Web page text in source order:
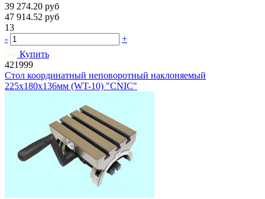
39 274.20 руб
47 914.52 руб
13
-
+
Купить
421999
Стол координатный неповоротный наклоняемый
225х180х136мм (WT-10) "CNIC"